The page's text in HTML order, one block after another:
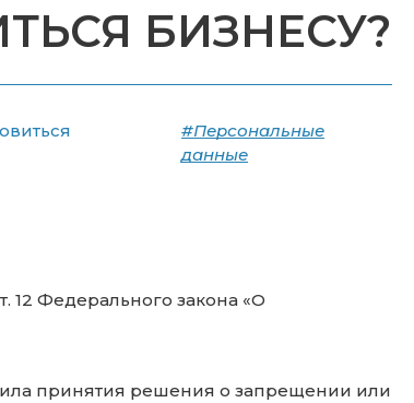
БИЗНЕСУ?
#Персональные
данные
12 Федерального закона «О
принятия решения о запрещении или